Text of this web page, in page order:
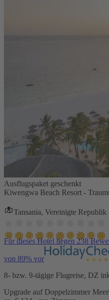
Ausflugspaket geschenkt
Kiwengwa Beach Resort -
Tansania, Vereinigte
Für dieses Hotel liegen 238
von 89% vor
8- bzw. 9-tägige Flugreise, DZ
Upgrade auf Doppelzimmer